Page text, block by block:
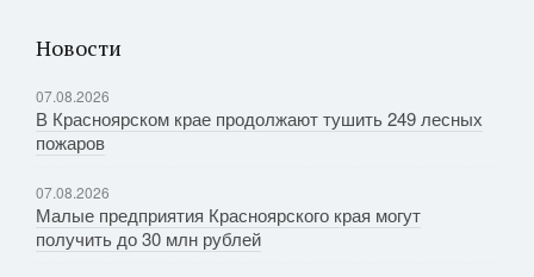
Новости
07.08.2026
В Красноярском крае продолжают тушить 249 лесных
пожаров
07.08.2026
Малые предприятия Красноярского края могут
получить до 30 млн рублей